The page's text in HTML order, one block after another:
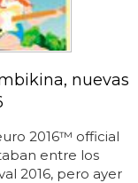
nuevas
2016™ official
entre los
2016, pero ayer